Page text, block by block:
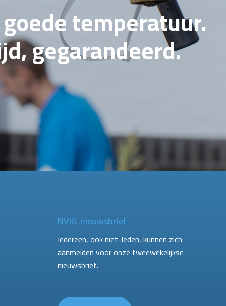
temperatuur.
gegarandeerd.
NVKL nieuwsbrief
Iedereen, ook niet-leden, kunnen zich
aanmelden voor onze tweewekelijkse
nieuwsbrief.